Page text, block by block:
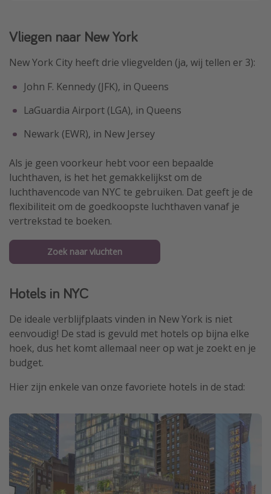
Vliegen naar New York
New York City heeft drie vliegvelden (ja, wij tellen er 3):
John F. Kennedy (JFK), in Queens
LaGuardia Airport (LGA), in Queens
Newark (EWR), in New Jersey
Als je geen voorkeur hebt voor een bepaalde
luchthaven, is het het gemakkelijkst om de
luchthavencode van NYC te gebruiken. Dat geeft je de
flexibiliteit om de goedkoopste luchthaven vanaf je
vertrekstad te boeken.
Zoek naar vluchten
Hotels in NYC
De ideale verblijfplaats vinden in New York is niet
eenvoudig! De stad is gevuld met hotels op bijna elke
hoek, dus het komt allemaal neer op wat je zoekt en je
budget.
Hier zijn enkele van onze favoriete hotels in de stad: